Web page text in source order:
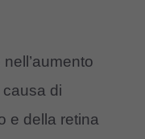
di
e della retina